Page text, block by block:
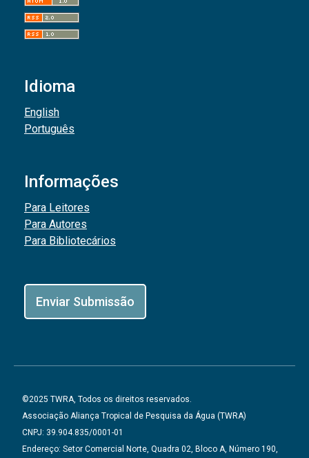
Idioma
English
Português
Informações
Para Leitores
Para Autores
Para Bibliotecários
Enviar Submissão
©2025 TWRA, Todos os direitos reservados.
Associação Aliança Tropical de Pesquisa da Água (TWRA)
CNPJ: 39.904.835/0001-01
Endereço: Setor Comercial Norte, Quadra 02, Bloco A, Número 190,